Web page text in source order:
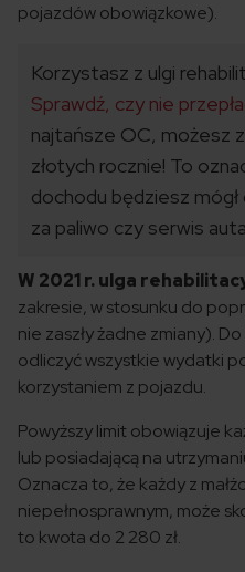
pojazdów obowiązkowe).
Korzystasz z ulgi
Sprawdź, czy nie
najtańsze OC, możesz
złotych rocznie! To
dochodu będziesz
za paliwo czy serwis
W 2021 r. ulga
zakresie, w stosunku do
nie zaszły żadne zmiany).
odliczyć wszystkie wydatki
korzystaniem z pojazdu.
Powyższy limit obowiązuje
lub posiadającą na
Oznacza to, że każdy z
niepełnosprawnym, może
to kwota do 2 280 zł.